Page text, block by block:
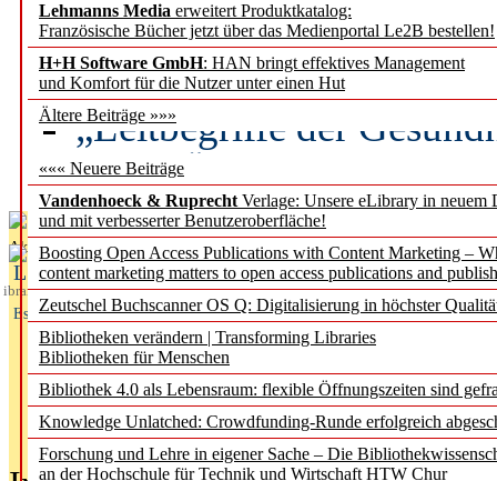
Lehmanns Media erweitert Produktkatalog:
Französische Bücher jetzt über das Medienportal Le2B bestellen!
H+H Software GmbH: HAN bringt effektives Management
und Komfort für die Nutzer unter einen Hut
Ältere Beiträge »»»
««« Neuere Beiträge
Vandenhoeck & Ruprecht Verlage: Unsere eLibrary in neuem
und mit verbesserter Benutzeroberfläche!
Boosting Open Access Publications with Content Marketing –
content marketing matters to open access publications and
Zeutschel Buchscanner OS Q: Digitalisierung in höchster
Bibliotheken verändern | Transforming Libraries
Bibliotheken für Menschen
Bibliothek 4.0 als Lebensraum: flexible Öffnungszeiten sind
Knowledge Unlatched: Crowdfunding-Runde erfolgreich
Forschung und Lehre in eigener Sache – Die
an der Hochschule für Technik und Wirtschaft HTW Chur
Künstliche Intelligenz
besser zu verstehen
„Leitbegriffe der
des BIÖG erscheinen
Aktuelles aus
L
ibrary
Essentials